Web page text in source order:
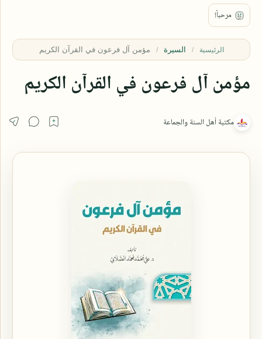
الرئيسية السيرة
مؤمن آل فرعون في القرآن الكريم